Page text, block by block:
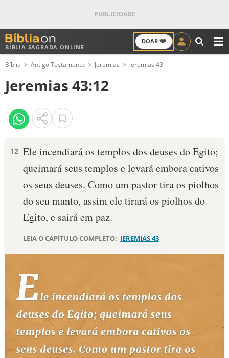
BÍBLIA SAGRADA ONLINE
DOAR ❤️
ANTIGO TESTAMENTO
NOVO TESTAMENTO
VERSÍCULOS
PALAVRA DO DIA
SALMO DO DIA
DEVOCIONAL DIÁRIO
ESTUDOS BÍBLICOS
ESBOÇOS DE PREGAÇÃO
TEMAS
PERGUNTE À BÍBLIA IA
Bíblia Antigo Testamento Jeremias Jeremias 43
Jeremias 43:12
12 Ele incendiará os tem­plos dos deuses do Egito;
queimará seus templos e levará embora cativos
os seus deuses. Como um pastor tira os piolhos
do seu manto, assim ele tirará os piolhos do
Egito, e sairá em paz.
LEIA O CAPÍTULO COMPLETO: JEREMIAS 43